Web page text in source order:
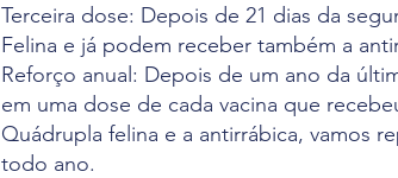
Terceira dose: Depois de 21 dias da
Felina e já podem receber também a
Reforço anual: Depois de um ano da
em uma dose de cada vacina que
Quádrupla felina e a antirrábica, vamos
todo ano.